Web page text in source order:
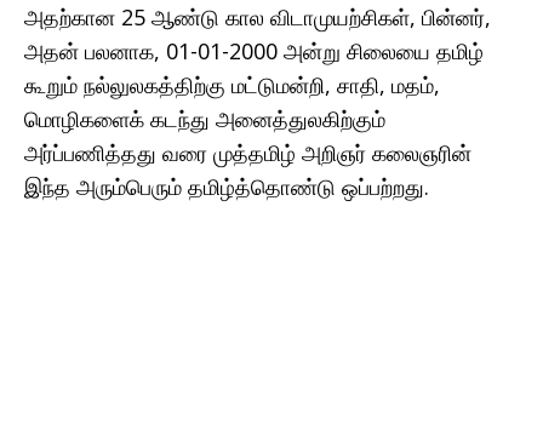
அதற்கான 25 ஆண்டு கால விடாமுயற்சிகள், பின்னர்,
அதன் பலனாக, 01-01-2000 அன்று சிலையை தமிழ்
கூறும் நல்லுலகத்திற்கு மட்டுமன்றி, சாதி, மதம்,
மொழிகளைக் கடந்து அனைத்துலகிற்கும்
அர்ப்பணித்தது வரை முத்தமிழ் அறிஞர் கலைஞரின்
இந்த அரும்பெரும் தமிழ்த்தொண்டு ஒப்பற்றது.